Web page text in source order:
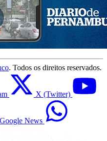
. Todos os direitos reservados.
X (Twitter)
Google News